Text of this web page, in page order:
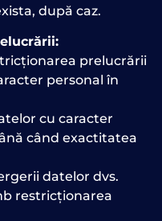
după caz.
prelucrării
personal în
cu caracter
când exactitatea
datelor dvs.
restricționarea